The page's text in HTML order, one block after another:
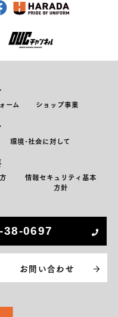
ーム ショップ事業
環境･社会に対して
情報セキュリティ基本
方針
0697
お問い合わせ